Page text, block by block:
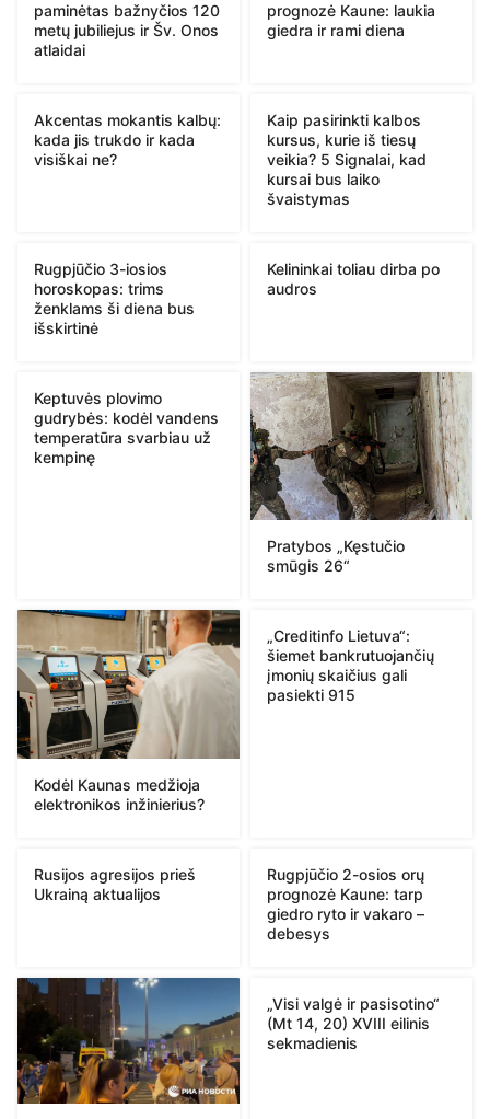
paminėtas bažnyčios 120
metų jubiliejus ir Šv. Onos
atlaidai
prognozė Kaune: laukia
giedra ir rami diena
Akcentas mokantis kalbų:
kada jis trukdo ir kada
visiškai ne?
Kaip pasirinkti kalbos
kursus, kurie iš tiesų
veikia? 5 Signalai, kad
kursai bus laiko
švaistymas
Rugpjūčio 3-iosios
horoskopas: trims
ženklams ši diena bus
išskirtinė
Kelininkai toliau dirba po
audros
Keptuvės plovimo
gudrybės: kodėl vandens
temperatūra svarbiau už
kempinę
Pratybos „Kęstučio
smūgis 26“
Kodėl Kaunas medžioja
elektronikos inžinierius?
„Creditinfo Lietuva“:
šiemet bankrutuojančių
įmonių skaičius gali
pasiekti 915
Rusijos agresijos prieš
Ukrainą aktualijos
Rugpjūčio 2-osios orų
prognozė Kaune: tarp
giedro ryto ir vakaro –
debesys
„Visi valgė ir pasisotino“
(Mt 14, 20) XVIII eilinis
sekmadienis